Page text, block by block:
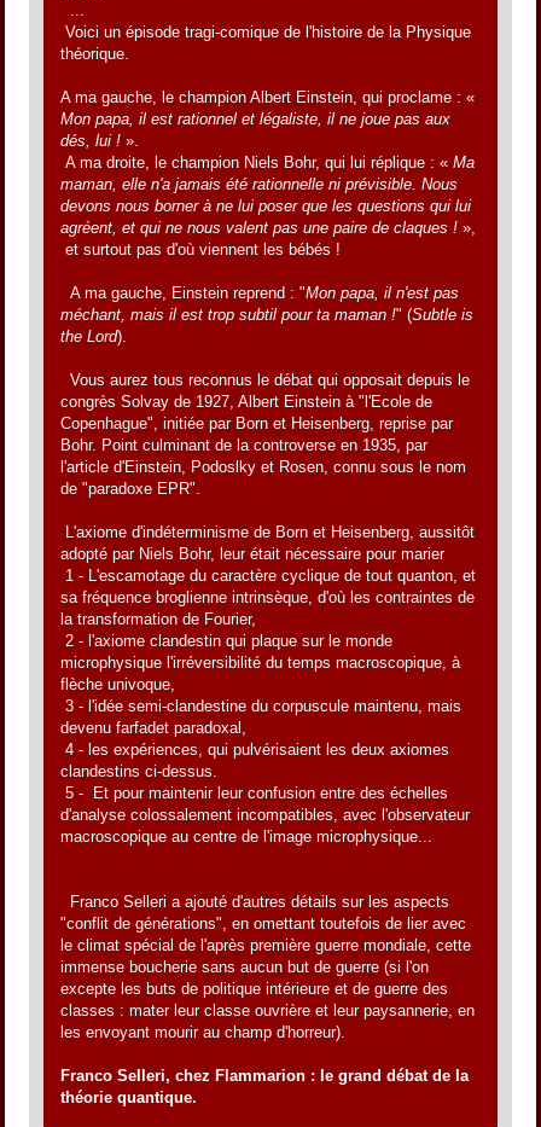
...
Voici un épisode tragi-comique de l'histoire de la Physique
théorique.
A ma gauche, le champion Albert Einstein, qui proclame : «
Mon papa, il est rationnel et légaliste, il ne joue pas aux
dés, lui ! ».
A ma droite, le champion Niels Bohr, qui lui réplique : «Ma
maman, elle n'a jamais été rationnelle ni prévisible. Nous
devons nous borner à ne lui poser que les questions qui lui
agréent, et qui ne nous valent pas une paire de claques ! »,
et surtout pas d'où viennent les bébés !
A ma gauche, Einstein reprend : "Mon papa, il n'est pas
méchant, mais il est trop subtil pour ta maman !" (Subtle is
the Lord).
Vous aurez tous reconnus le débat qui opposait depuis le
congrès Solvay de 1927, Albert Einstein à "l'Ecole de
Copenhague", initiée par Born et Heisenberg, reprise par
Bohr. Point culminant de la controverse en 1935, par
l'article d'Einstein, Podoslky et Rosen, connu sous le nom
de "paradoxe EPR".
L'axiome d'indéterminisme de Born et Heisenberg, aussitôt
adopté par Niels Bohr, leur était nécessaire pour marier
1 - L'escamotage du caractère cyclique de tout quanton, et
sa fréquence broglienne intrinsèque, d'où les contraintes de
la transformation de Fourier,
2 - l'axiome clandestin qui plaque sur le monde
microphysique l'irréversibilité du temps macroscopique, à
flèche univoque,
3 - l'idée semi-clandestine du corpuscule maintenu, mais
devenu farfadet paradoxal,
4 - les expériences, qui pulvérisaient les deux axiomes
clandestins ci-dessus.
5 - Et pour maintenir leur confusion entre des échelles
d'analyse colossalement incompatibles, avec l'observateur
macroscopique au centre de l'image microphysique...
Franco Selleri a ajouté d'autres détails sur les aspects
"conflit de générations", en omettant toutefois de lier avec
le climat spécial de l'après première guerre mondiale, cette
immense boucherie sans aucun but de guerre (si l'on
excepte les buts de politique intérieure et de guerre des
classes : mater leur classe ouvrière et leur paysannerie, en
les envoyant mourir au champ d'horreur).
Franco Selleri, chez Flammarion : le grand débat de la
théorie quantique.